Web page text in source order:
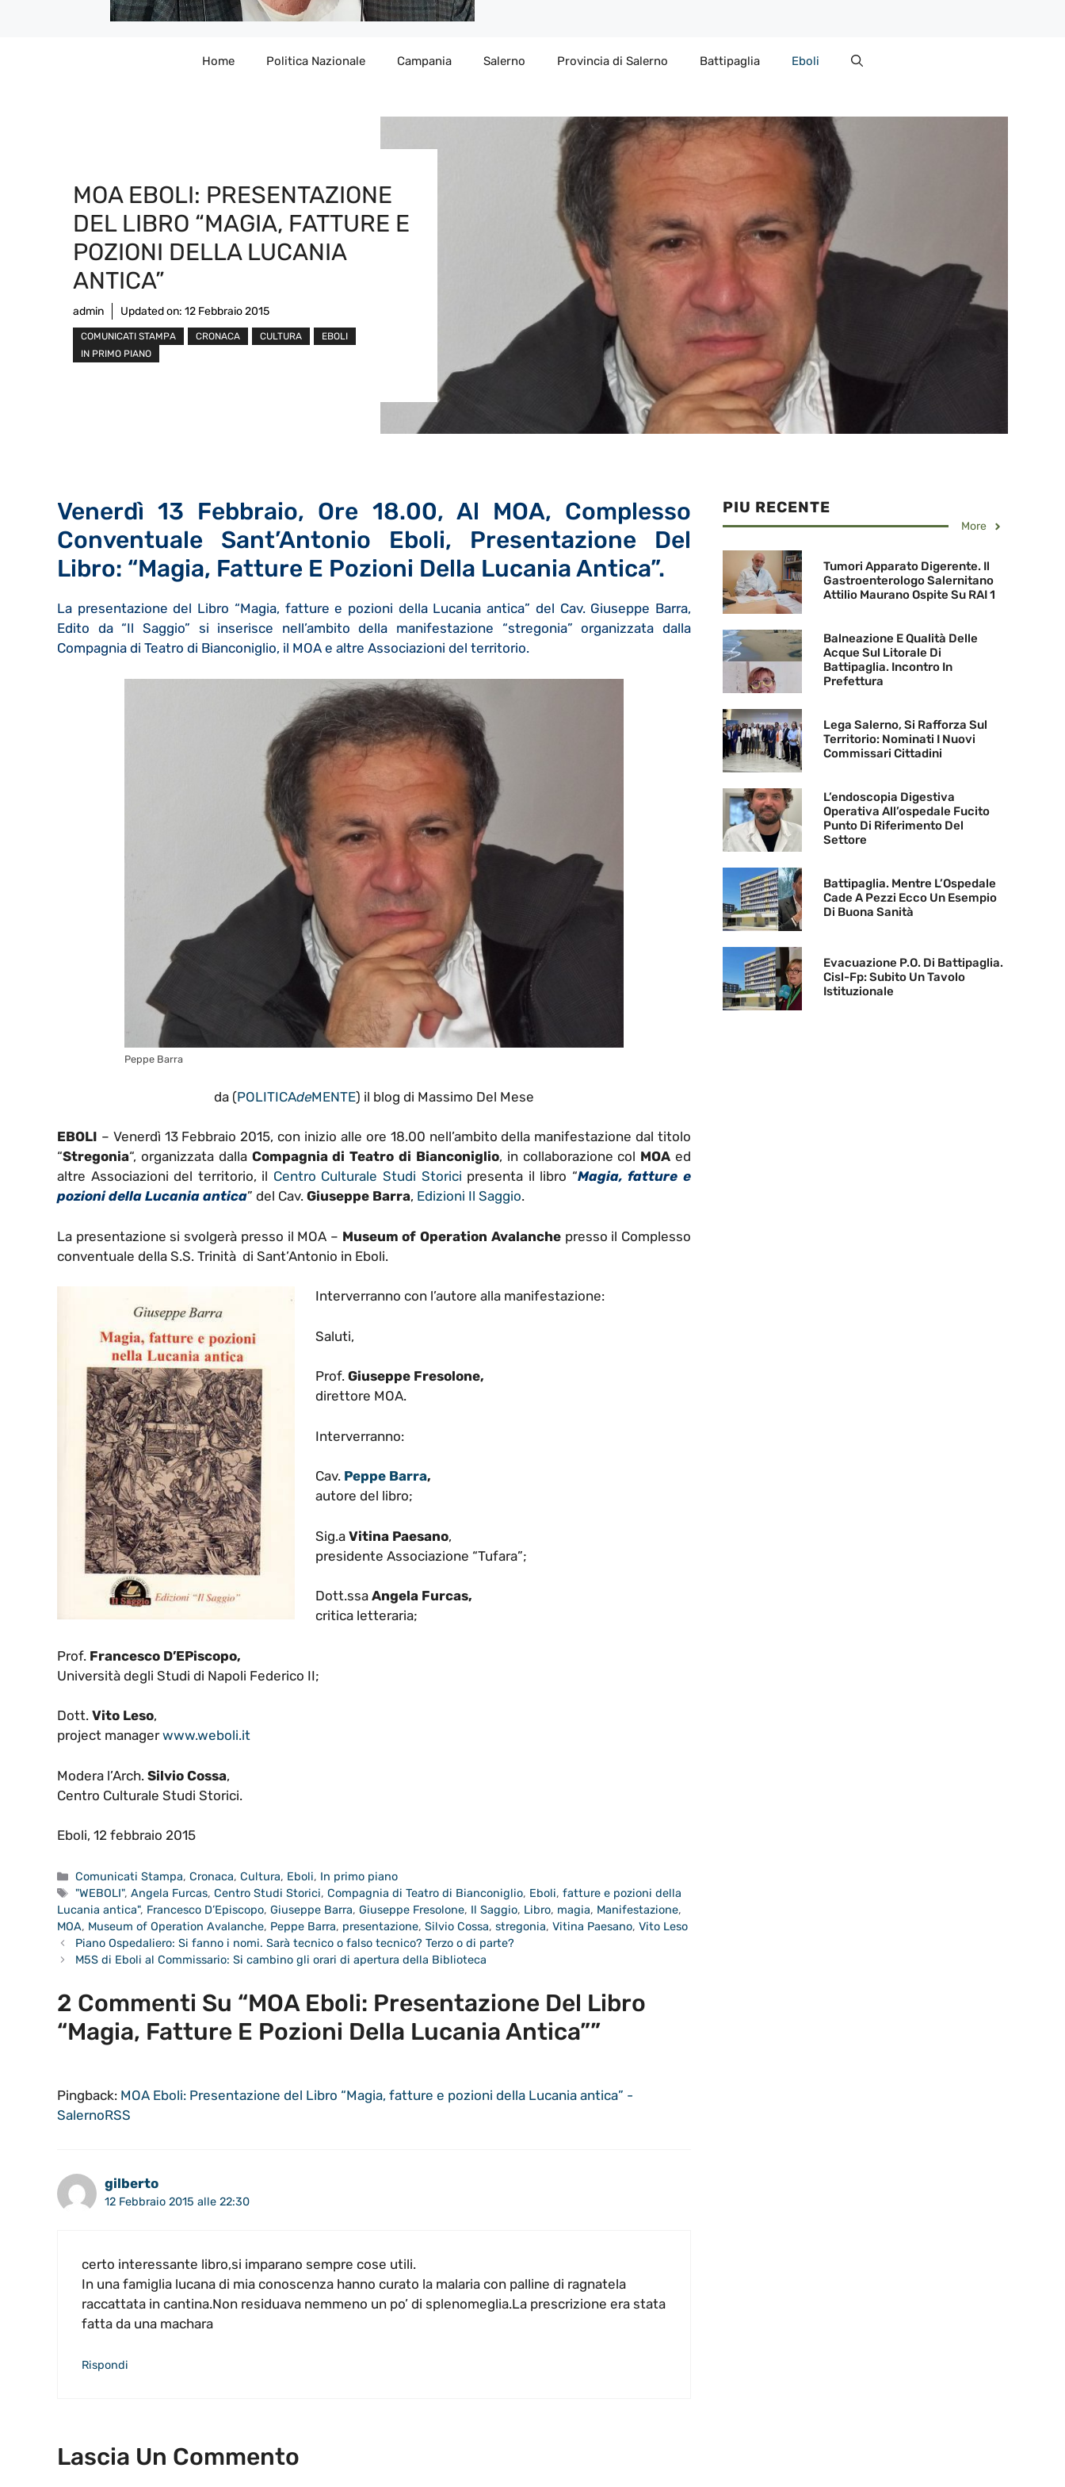
Home Politica Nazionale Campania Salerno Provincia di Salerno Battipaglia Eboli
MOA EBOLI: PRESENTAZIONE
DEL LIBRO “MAGIA, FATTURE E
POZIONI DELLA LUCANIA
ANTICA”
admin Updated on: 12 Febbraio 2015
COMUNICATI STAMPA CRONACA CULTURA
EBOLI
IN PRIMO PIANO
Venerdì 13 Febbraio, Ore 18.00, Al MOA, Complesso
Conventuale Sant’Antonio Eboli, Presentazione Del
Libro: “Magia, Fatture E Pozioni Della Lucania Antica”.
La presentazione del Libro “Magia, fatture e pozioni della Lucania antica” del Cav. Giuseppe Barra,
Edito da “Il Saggio” si inserisce nell’ambito della manifestazione “stregonia” organizzata dalla
Compagnia di Teatro di Bianconiglio, il MOA e altre Associazioni del territorio.
Peppe Barra
da (POLITICAdeMENTE) il blog di Massimo Del Mese
EBOLI – Venerdì 13 Febbraio 2015, con inizio alle ore 18.00 nell’ambito della manifestazione dal titolo
“Stregonia“, organizzata dalla Compagnia di Teatro di Bianconiglio, in collaborazione col MOA ed
altre Associazioni del territorio, il Centro Culturale Studi Storici presenta il libro “Magia, fatture e
pozioni della Lucania antica” del Cav. Giuseppe Barra, Edizioni Il Saggio.
La presentazione si svolgerà presso il MOA – Museum of Operation Avalanchepresso il Complesso
conventuale della S.S. Trinità di Sant’Antonio in Eboli.
Interverranno con l’autore alla manifestazione:
Saluti,
Prof. Giuseppe Fresolone,
direttore MOA.
Interverranno:
Cav. Peppe Barra,
autore del libro;
Sig.a Vitina Paesano,
presidente Associazione “Tufara”;
Dott.ssa Angela Furcas,
critica letteraria;
Prof. Francesco D’EPiscopo,
Università degli Studi di Napoli Federico II;
Dott. Vito Leso,
project managerwww.weboli.it
Modera l’Arch. Silvio Cossa,
Centro Culturale Studi Storici.
Eboli, 12 febbraio 2015
Categorie
Comunicati Stampa,Cronaca,Cultura, Eboli, In primo piano
Tag
"WEBOLI",Angela Furcas,Centro Studi Storici,Compagnia di Teatro di Bianconiglio, Eboli,fatture e pozioni della
Lucania antica", Francesco D’Episcopo, Giuseppe Barra, Giuseppe Fresolone, Il Saggio, Libro, magia, Manifestazione,
MOA, Museum of Operation Avalanche, Peppe Barra, presentazione, Silvio Cossa, stregonia, Vitina Paesano, Vito Leso
Piano Ospedaliero: Si fanno i nomi. Sarà tecnico o falso tecnico? Terzo o di parte?
M5S di Eboli al Commissario: Si cambino gli orari di apertura della Biblioteca
2 Commenti Su “MOA Eboli: Presentazione Del Libro
“Magia, Fatture E Pozioni Della Lucania Antica””
Pingback: MOA Eboli: Presentazione del Libro “Magia, fatture e pozioni della Lucania antica” -
SalernoRSS
gilberto
12 Febbraio 2015 alle 22:30
certo interessante libro,si imparano sempre cose utili.
In una famiglia lucana di mia conoscenza hanno curato la malaria con palline di ragnatela
raccattata in cantina.Non residuava nemmeno un po’ di splenomeglia.La prescrizione era stata
fatta da una machara
Rispondi
Lascia Un Commento
PIU RECENTE
More
Tumori Apparato Digerente. Il
Gastroenterologo Salernitano
Attilio Maurano Ospite Su RAI 1
Balneazione E Qualità Delle
Acque Sul Litorale Di
Battipaglia. Incontro In
Prefettura
Lega Salerno, Si Rafforza Sul
Territorio: Nominati I Nuovi
Commissari Cittadini
L’endoscopia Digestiva
Operativa All’ospedale Fucito
Punto Di Riferimento Del
Settore
Battipaglia. Mentre L’Ospedale
Cade A Pezzi Ecco Un Esempio
Di Buona Sanità
Evacuazione P.O. Di Battipaglia.
Cisl-Fp: Subito Un Tavolo
Istituzionale